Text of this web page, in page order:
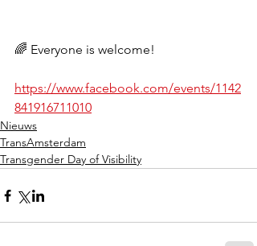
🌈 Everyone is welcome!
https://www.facebook.com/events/1142
841916711010
Nieuws
TransAmsterdam
Transgender Day of Visibility